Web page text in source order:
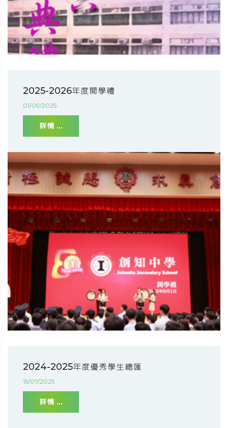
2025-2026年度開學禮
01/09/2025
詳情 ...
2024-2025年度優秀學生總匯
15/07/2025
詳情 ...